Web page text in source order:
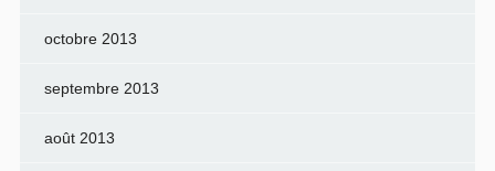
octobre 2013
septembre 2013
août 2013